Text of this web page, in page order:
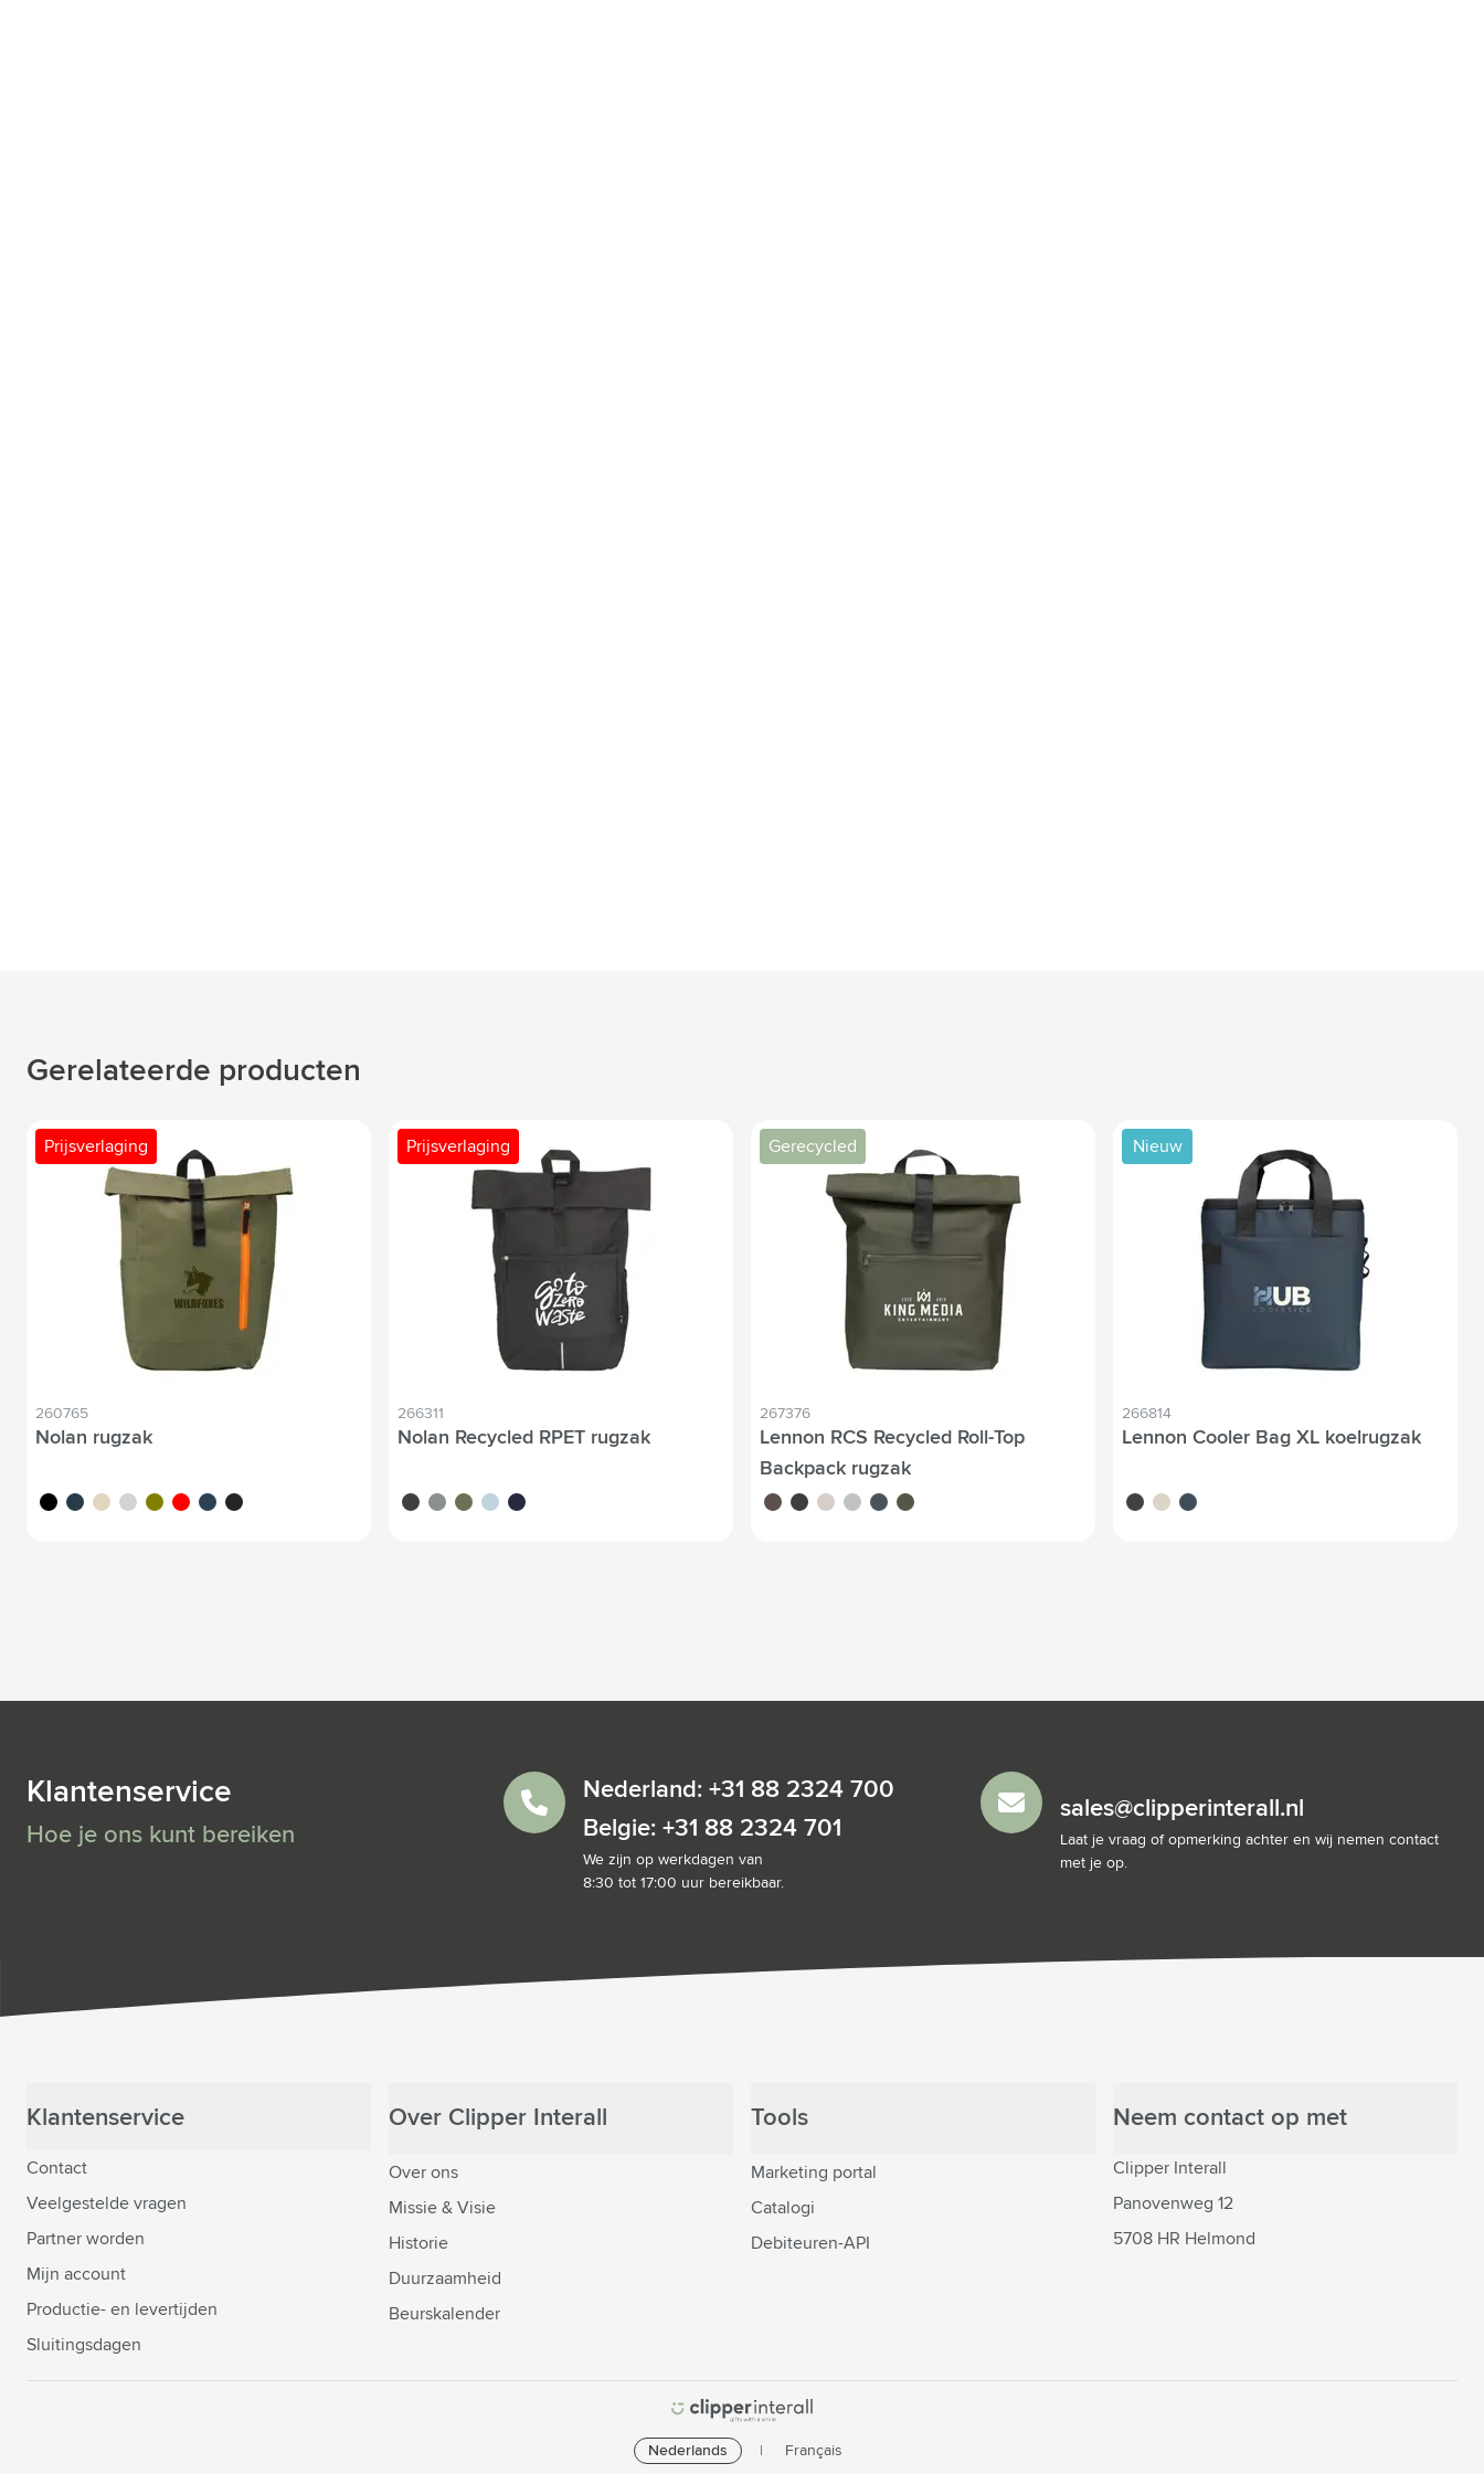
Gerelateerde producten
Prijsverlaging
260765
Nolan rugzak
noir bleu foncé/noir
blanc cassé
gris clairvert olive
rougebleu foncé
noir/noir
Prijsverlaging
266311
Nolan Recycled RPET rugzak
noir gris vert olive
bleu clairbleu foncé
Gerecycled
267376
Lennon RCS Recycled Roll-Top
Backpack rugzak
brun noir beigebleu clairbleu marine
vert foncé
Nieuw
266814
Lennon Cooler Bag XL koelrugzak
noir beigebleu marine
Klantenservice
Hoe je ons kunt bereiken
Nederland: +31 88 2324 700
Belgie: +31 88 2324 701
We zijn op werkdagen van
8:30 tot 17:00 uur bereikbaar.
sales@clipperinterall.nl
Laat je vraag of opmerking achter en wij nemen contact
met je op.
Klantenservice
Contact
Veelgestelde vragen
Partner worden
Mijn account
Productie- en levertijden
Sluitingsdagen
Over Clipper Interall
Over ons
Missie & Visie
Historie
Duurzaamheid
Beurskalender
Tools
Marketing portal
Catalogi
Debiteuren-API
Neem contact op met
Clipper Interall
Panovenweg 12
5708 HR Helmond
Nederlands Français